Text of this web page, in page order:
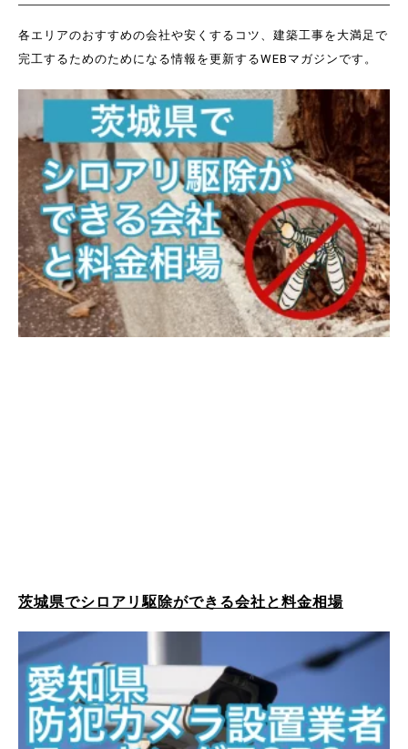
各エリアのおすすめの会社や安くするコツ、建築工事を大満足で
完工するためのためになる情報を更新するWEBマガジンです。
茨城県でシロアリ駆除ができる会社と料金相場